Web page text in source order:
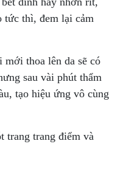
tức thì, đem lại cảm
mới thoa lên da sẽ có
sau vài phút thẩm
tạo hiệu ứng vô cùng
trang trang điểm và